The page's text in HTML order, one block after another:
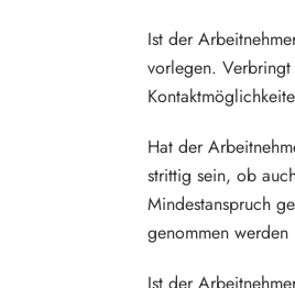
Ist der
vorlegen.
Hat der
strittig sein, ob
Mindestanspruch
genommen werden